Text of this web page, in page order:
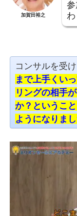
加賀田裕之
コンサルを受
まで上手くい
リングの相手
か？というこ
ようになりま